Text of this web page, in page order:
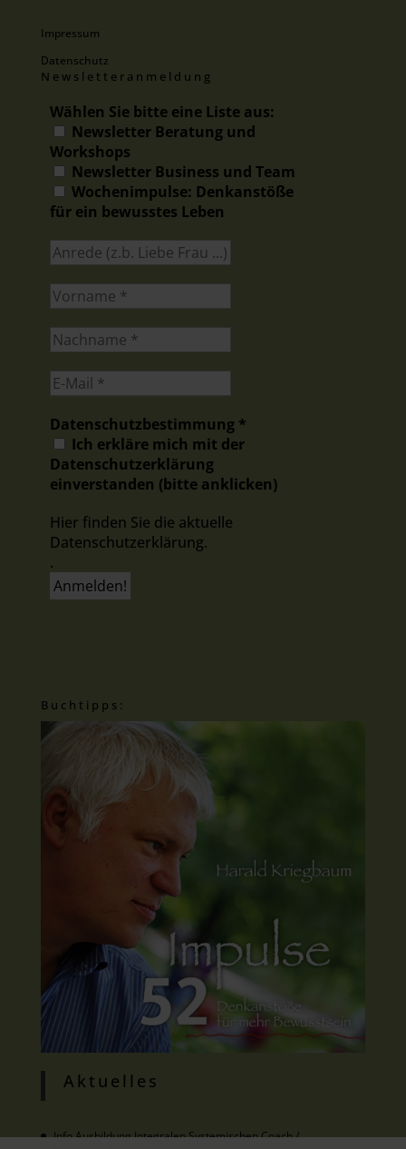
Impressum
Datenschutz
Newsletteranmeldung
Wählen Sie bitte eine Liste aus:
Newsletter Beratung und
Workshops
Newsletter Business und Team
Wochenimpulse: Denkanstöße
für ein bewusstes Leben
Datenschutzbestimmung *
Ich erkläre mich mit der
Datenschutzerklärung
einverstanden (bitte anklicken)
Hier finden Sie die aktuelle
Datenschutzerklärung.
.
Buchtipps:
Aktuelles
Info Ausbildung Integralen Systemischen Coach /